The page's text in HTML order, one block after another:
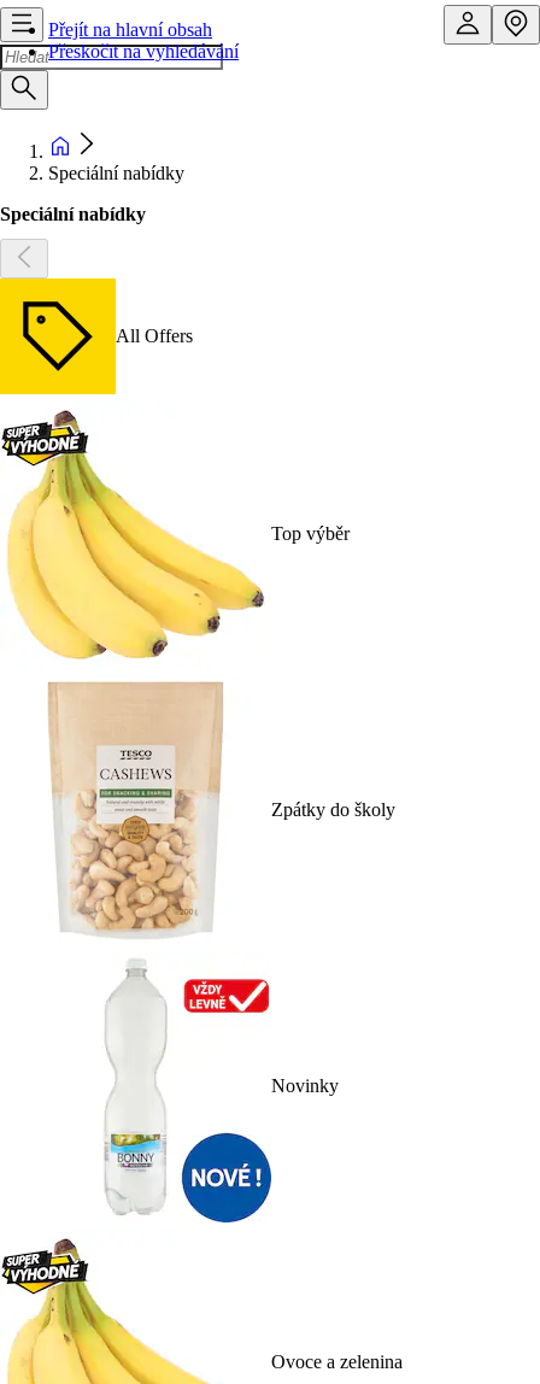
Přejít na hlavní obsah
Přeskočit na vyhledávání
Speciální nabídky
Speciální nabídky
All Offers
Top výběr
Zpátky do školy
Novinky
Ovoce a zelenina